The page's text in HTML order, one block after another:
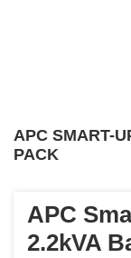
APC SMART-
PACK
APC
2.2kVA